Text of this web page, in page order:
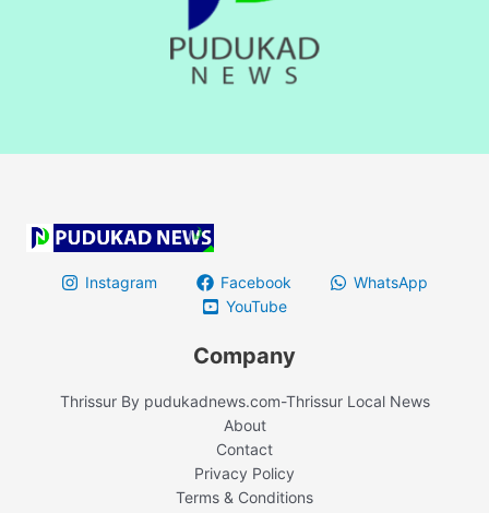
Instagram Facebook
WhatsApp
YouTube
Company
Thrissur By pudukadnews.com-Thrissur Local News
About
Contact
Privacy Policy
Terms & Conditions